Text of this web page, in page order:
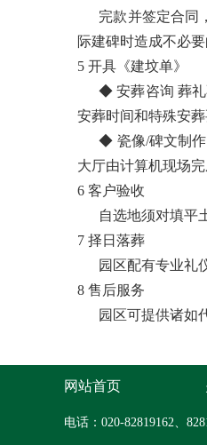
完款并签定合同，
际建碑时造成不必要
5 开具《建坟单》
◆ 安葬咨询 葬礼
安葬时间和特殊安
◆ 瓷像/碑文制作
大厅由计算机现场
6 客户验收
自选地须对填平土
7 择日落葬
园区配有专业礼仪
8 售后服务
园区可提供诸如代
网站首页
电话：020-82819162、